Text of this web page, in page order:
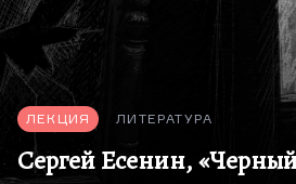
Маяковского эта была, если
перспективной. Вот если бы
Денисова оказалось чуть
быть, они действительно…
ЛЕКЦИЯ ЛИТЕРАТУРА
Сергей Есенин,